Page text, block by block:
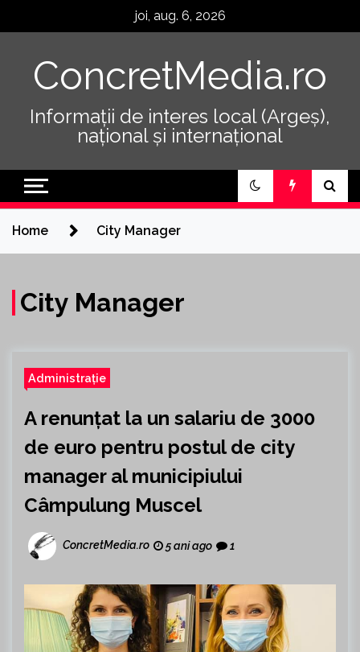
joi, aug. 6, 2026
ConcretMedia.ro
Informații de interes local (Argeș),
național și internațional
Home City Manager
City Manager
Administrație
A renunțat la un salariu de 3000
de euro pentru postul de city
manager al municipiului
Câmpulung Muscel
ConcretMedia.ro 5 ani ago 1